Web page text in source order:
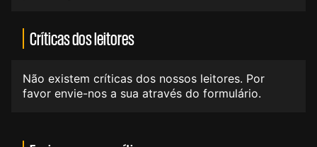
Críticas dos leitores
Não existem críticas dos nossos leitores. Por
favor envie-nos a sua através do formulário.